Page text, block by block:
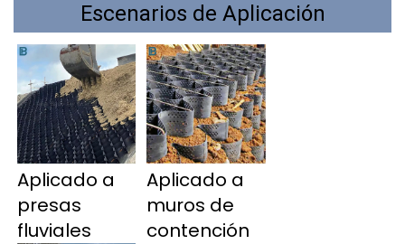
Escenarios de Aplicación
Aplicado a
presas
fluviales
Aplicado a
muros de
contención